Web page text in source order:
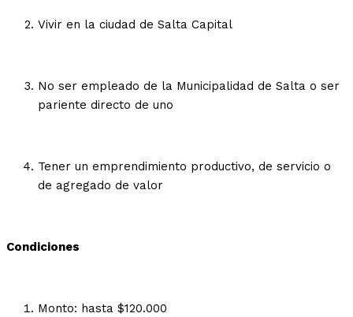
Vivir en la ciudad de Salta Capital
No ser empleado de la Municipalidad de Salta o ser
pariente directo de uno
Tener un emprendimiento productivo, de servicio o
de agregado de valor
Condiciones
Monto: hasta $120.000